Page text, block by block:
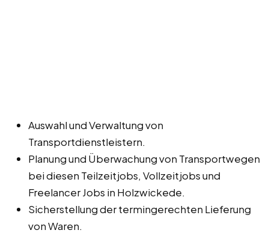
Auswahl und Verwaltung von
Transportdienstleistern.
Planung und Überwachung von Transportwegen
bei diesen Teilzeitjobs, Vollzeitjobs und
Freelancer Jobs in Holzwickede.
Sicherstellung der termingerechten Lieferung
von Waren.